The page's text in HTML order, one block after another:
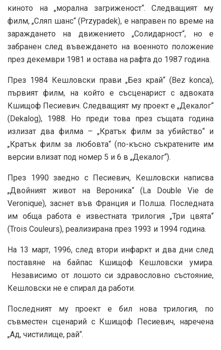
киното на „морална загриженост“. Следващият му
филм, „Сляп шанс“ (Przypadek), е направен по време на
зараждането на движението „Солидарност“, но е
забранен след въвеждането на военното положение
през декември 1981 и остава на рафта до 1987 година.
През 1984 Кешловски прави „Без край“ (Bez konca),
първият филм, на който е съсценарист с адвоката
Кшищоф Песиевич. Следващият му проект е „Декалог“
(Dekalog), 1988. Но преди това през същата година
излизат два филма – „Кратък филм за убийство“ и
„Кратък филм за любовта“ (по-късно съкратените им
версии влизат под номер 5 и 6 в „Декалог“).
През 1990 заедно с Песиевич, Кешловски написва
„Двойният живот на Вероника“ (La Double Vie de
Veronique), заснет във Франция и Полша. Последната
им обща работа е известната трилогия „Три цвята“
(Trois Couleurs), реализирана през 1993 и 1994 година.
На 13 март, 1996, след втори инфаркт и два дни след
поставяне на байпас Кшищоф Кешловски умира.
Независимо от лошото си здравословно състояние,
Кешловски не е спирал да работи.
Последният му проект е бил нова трилогия, по
съвместен сценарий с Кшищоф Песиевич, наречена
„Ад, чистилище, рай“.